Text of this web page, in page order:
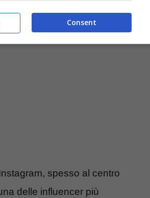
spesso al centro
delle influencer più
Consent